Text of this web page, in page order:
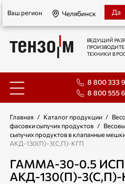
Челябинск
Ваш регион Челябинск Да
ВЕДУЩИЙ
ТЕХНИКИ В
8 800 333
8 800 555
Главная / Каталог продукции /
фасовки сыпучих продуктов /
сыпучих продуктов в клапанные
АКД-130(П)-3(С,П)-КГП
ГАММА-30-0.5
АКД-130(П)-3(С,П)-